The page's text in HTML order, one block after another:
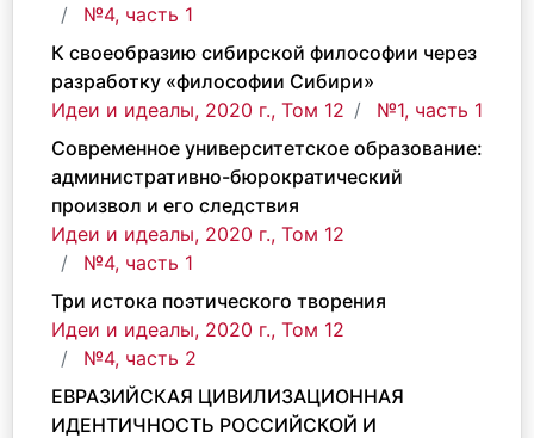
№4, часть 1
К своеобразию сибирской философии через
разработку «философии Сибири»
Идеи и идеалы, 2020 г., Том 12
№1, часть 1
Современное университетское образование:
административно-бюрократический
произвол и его следствия
Идеи и идеалы, 2020 г., Том 12
№4, часть 1
Три истока поэтического творения
Идеи и идеалы, 2020 г., Том 12
№4, часть 2
ЕВРАЗИЙСКАЯ ЦИВИЛИЗАЦИОННАЯ
ИДЕНТИЧНОСТЬ РОССИЙСКОЙ И